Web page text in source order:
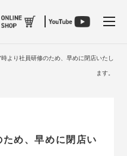
より社員研修のため、早めに閉店いたし
ます。
め、早めに閉店い